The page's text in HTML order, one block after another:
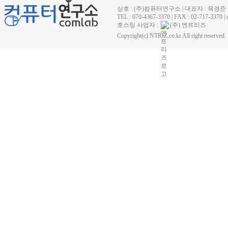
상호 : (주)컴퓨터연구소 | 대표자 : 육경
TEL : 070-4367-3370 | FAX : 02-717-
호스팅 사업자 :
(주) 엔트리즈
Copyright(c) NTRIZ.co.kr All right reserved.